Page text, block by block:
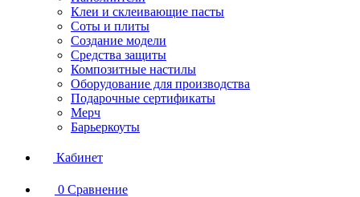
Клеи и склеивающие пасты
Соты и плиты
Создание модели
Средства защиты
Композитные настилы
Оборудование для производства
Подарочные сертификаты
Мерч
Барьеркоуты
Кабинет
0 Сравнение